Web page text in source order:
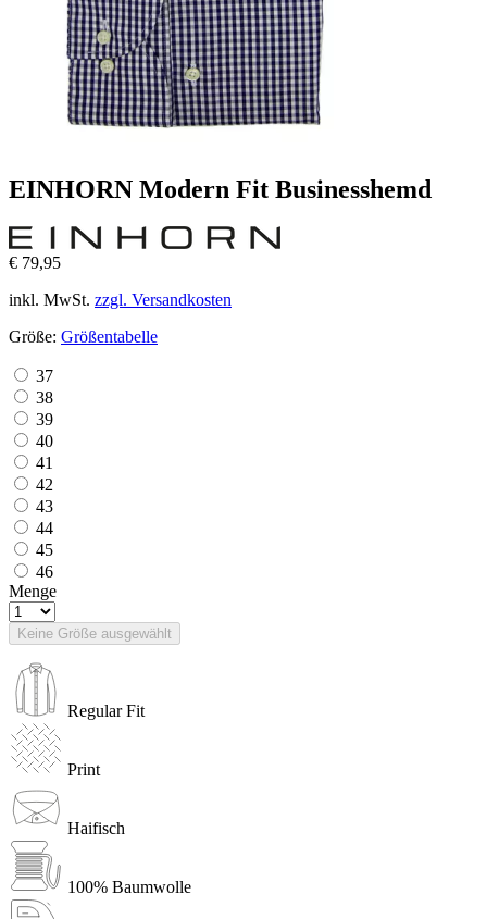
EINHORN Modern Fit Businesshemd
€ 79,95
inkl. MwSt. zzgl. Versandkosten
Größe: Größentabelle
37
38
39
40
41
42
43
44
45
46
Menge
Keine Größe ausgewählt
Regular Fit
Print
Haifisch
100% Baumwolle